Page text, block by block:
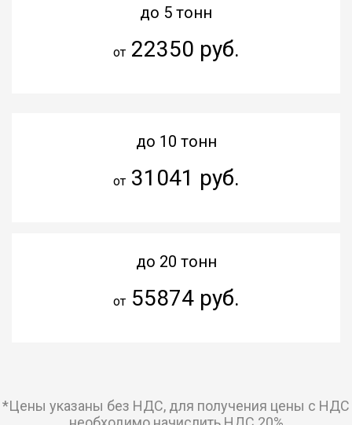
до 5 тонн
от22350 руб.
до 10 тонн
от31041 руб.
до 20 тонн
от55874 руб.
*Цены указаны без НДС, для получения цены с НДС